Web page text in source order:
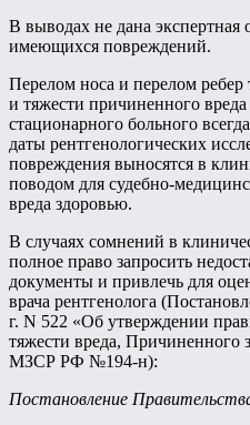
В выводах не дана экспертная
имеющихся повреждений.
Перелом носа и перелом
и тяжести причиненного
стационарного больного
даты рентгенологических
повреждения выносятся в
поводом для судебно-
вреда здоровью.
В случаях сомнений в
полное право запросить
документы и привлечь для
врача рентгенолога
г. N 522 «Об утверждении
тяжести вреда, Причиненного
МЗСР РФ №194-н):
Постановление